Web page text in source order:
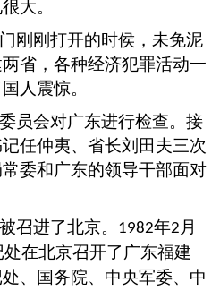
大。
刚刚打开的时侯，未免泥
省，各种经济犯罪活动一
人震惊。
员会对广东进行检查。接
任仲夷、省长刘田夫三次
委和广东的领导干部面对
召进了北京。
1982年2 月
处在北京召开了广东福建
、国务院、中央军委、中